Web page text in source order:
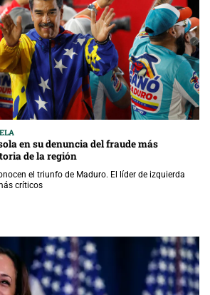
en su denuncia del fraude más
de la región
el triunfo de Maduro. El líder de izquierda
críticos